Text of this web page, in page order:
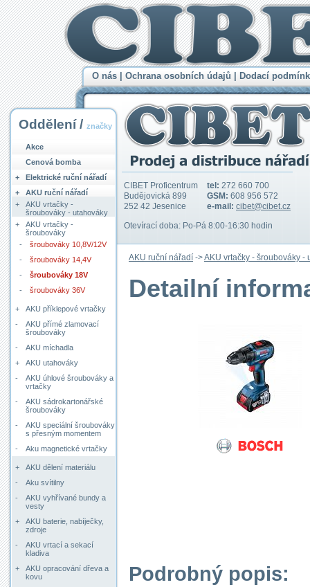
O nás Ochrana osobních údajů Dodací
CIBET Proficentrum
Budějovická 899
252 42 Jesenice
tel: 272 660 700
GSM: 608 956 572
e-mail: cibet@cibet.cz
Otevírací doba: Po-Pá 8:00-16:30 hodin
AKU ruční nářadí ->AKU vrtačky - šroubováky -
Detailní
Podrobný popis:
Oddělení / značky
Akce
Cenová bomba
+
Elektrické ruční nářadí
+
AKU ruční nářadí
+
AKU vrtačky -
šroubováky - utahováky
+
AKU vrtačky -
šroubováky
-
šroubováky 10,8V/12V
-
šroubováky 14,4V
-
šroubováky 18V
-
šroubováky 36V
+
AKU příklepové vrtačky
-
AKU přímé zlamovací
šroubováky
-
AKU míchadla
+
AKU utahováky
-
AKU úhlové šroubováky a
vrtačky
-
AKU sádrokartonářské
šroubováky
-
AKU speciální šroubováky
s přesným momentem
-
Aku magnetické vrtačky
+
AKU dělení materiálu
-
Aku svítilny
-
AKU vyhřívané bundy a
vesty
+
AKU baterie, nabíječky,
zdroje
-
AKU vrtací a sekací
kladiva
+
AKU opracování dřeva a
kovu